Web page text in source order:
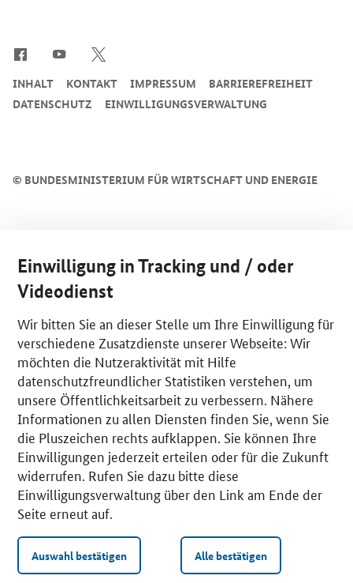
© BUNDESMINISTERIUM FÜR WIRTSCHAFT UND ENERGIE
INHALT KONTAKT IMPRESSUM
BARRIEREFREIHEIT
DATENSCHUTZ
EINWILLIGUNGSVERWALTUNG
Einwilligung in Tracking und / oder
Videodienst
Wir bitten Sie an dieser Stelle um Ihre Einwilligung für
verschiedene Zusatzdienste unserer Webseite: Wir
möchten die Nutzeraktivität mit Hilfe
datenschutzfreundlicher Statistiken verstehen, um
unsere Öffentlichkeitsarbeit zu verbessern. Nähere
Informationen zu allen Diensten finden Sie, wenn Sie
die Pluszeichen rechts aufklappen. Sie können Ihre
Einwilligungen jederzeit erteilen oder für die Zukunft
widerrufen. Rufen Sie dazu bitte diese
Einwilligungsverwaltung über den Link am Ende der
Seite erneut auf.
Auswahl bestätigen Alle bestätigen